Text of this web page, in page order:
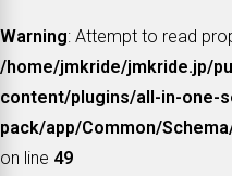
Warning: Attempt to read
/home/jmkride/jmkride.jp/
content/plugins/all-in-one-
pack/app/Common/
on line 49